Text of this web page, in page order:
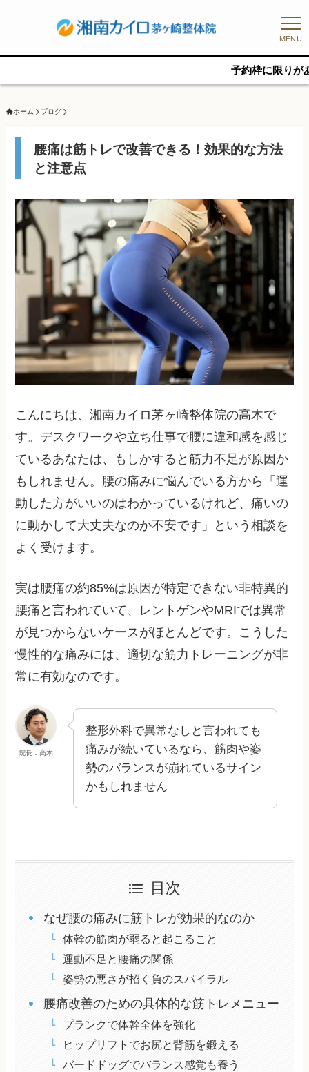
MENU
予約枠に限りがあるため、
ホーム ブログ
腰痛は筋トレで改善できる！効果的な方法
と注意点
こんにちは、湘南カイロ茅ヶ崎整体院の高木で
す。デスクワークや立ち仕事で腰に違和感を感じ
ているあなたは、もしかすると筋力不足が原因か
もしれません。腰の痛みに悩んでいる方から「運
動した方がいいのはわかっているけれど、痛いの
に動かして大丈夫なのか不安です」という相談を
よく受けます。
実は腰痛の約85%は原因が特定できない非特異的
腰痛と言われていて、レントゲンやMRIでは異常
が見つからないケースがほとんどです。こうした
慢性的な痛みには、適切な筋力トレーニングが非
常に有効なのです。
院長：高木
整形外科で異常なしと言われても
痛みが続いているなら、筋肉や姿
勢のバランスが崩れているサイン
かもしれません
目次
なぜ腰の痛みに筋トレが効果的なのか
体幹の筋肉が弱ると起こること
運動不足と腰痛の関係
姿勢の悪さが招く負のスパイラル
腰痛改善のための具体的な筋トレメニュー
プランクで体幹全体を強化
ヒップリフトでお尻と背筋を鍛える
バードドッグでバランス感覚も養う